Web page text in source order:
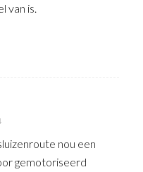
van is.
nou een
gemotoriseerd